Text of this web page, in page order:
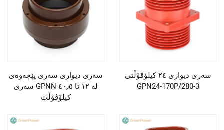
سەری دیواری سەری پێچەوەی
سەری GPNN لە ١٢ تا ٤٠٫٥
کیلۆڤۆڵت
سەری دیواری ٢٤ کیلۆڤۆڵتی
GPN24-170P/280-3